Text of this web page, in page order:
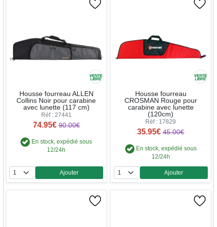
Housse fourreau ALLEN
Collins Noir pour carabine
avec lunette (117 cm)
Réf : 27441
74.95€ 90.00€
En stock, expédié sous
12/24h
Quantité
Ajouter
Housse fourreau
CROSMAN Rouge pour
carabine avec lunette
(120cm)
Réf : 17829
35.95€ 45.00€
En stock, expédié sous
12/24h
Quantité
Ajouter